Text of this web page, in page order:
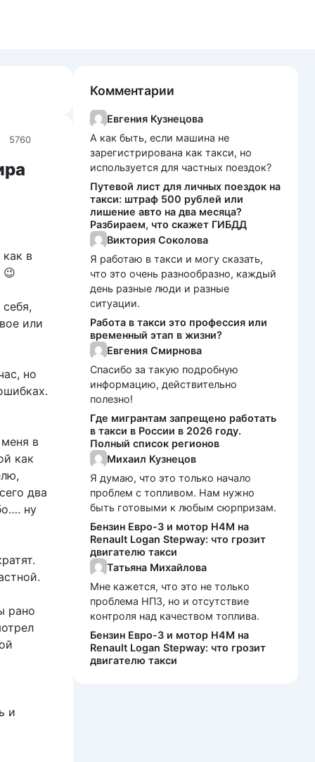
5760
в
😉
или
но
в
как
два
ну
рано
и
Комментарии
Евгения Кузнецова
А как быть, если машина не
зарегистрирована как такси, но
используется для частных поездок?
Путевой лист для личных поездок на
такси: штраф 500 рублей или
лишение авто на два месяца?
Разбираем, что скажет ГИБДД
Виктория Соколова
Я работаю в такси и могу сказать,
что это очень разнообразно, каждый
день разные люди и разные
ситуации.
Работа в такси это профессия или
временный этап в жизни?
Евгения Смирнова
Спасибо за такую подробную
информацию, действительно
полезно!
Где мигрантам запрещено работать
в такси в России в 2026 году.
Полный список регионов
Михаил Кузнецов
Я думаю, что это только начало
проблем с топливом. Нам нужно
быть готовыми к любым сюрпризам.
Бензин Евро-3 и мотор H4M на
Renault Logan Stepway: что грозит
двигателю такси
Татьяна Михайлова
Мне кажется, что это не только
проблема НПЗ, но и отсутствие
контроля над качеством топлива.
Бензин Евро-3 и мотор H4M на
Renault Logan Stepway: что грозит
двигателю такси